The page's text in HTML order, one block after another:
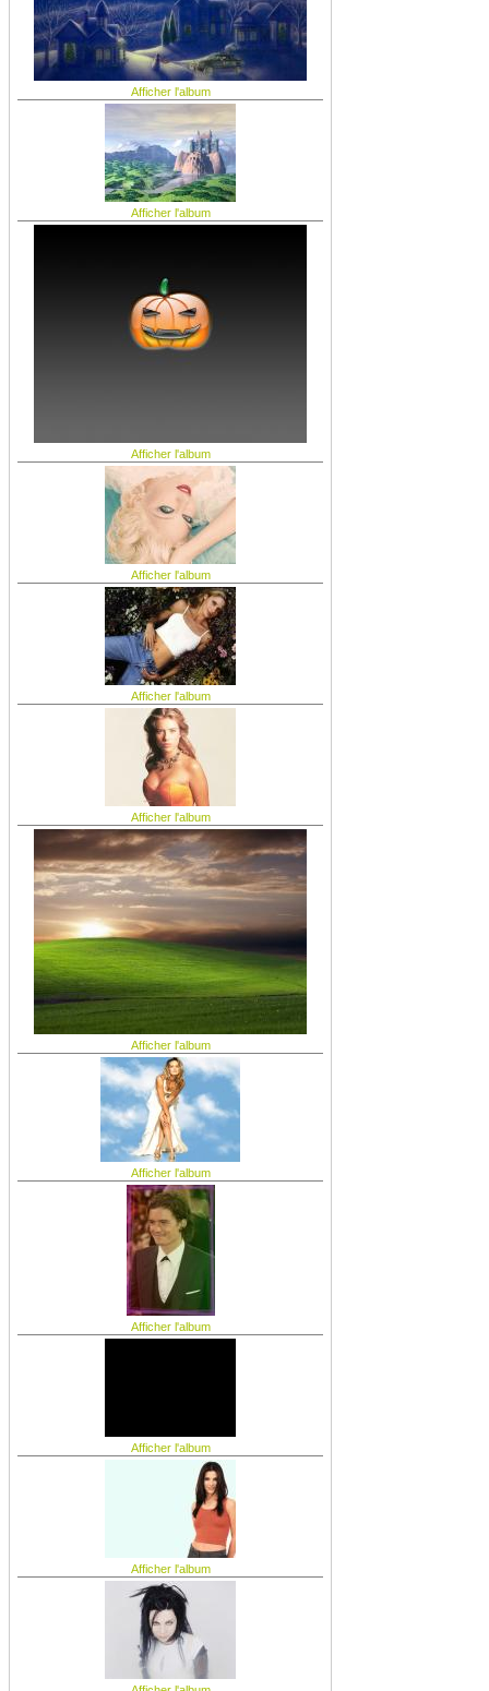
Afficher l'album
Afficher l'album
Afficher l'album
Afficher l'album
Afficher l'album
Afficher l'album
Afficher l'album
Afficher l'album
Afficher l'album
Afficher l'album
Afficher l'album